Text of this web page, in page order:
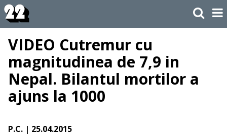
VIDEO Cutremur cu
magnitudinea de 7,9 in
Nepal. Bilantul mortilor a
ajuns la 1000
P.C. | 25.04.2015